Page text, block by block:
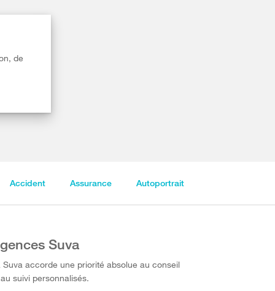
de
Accident Assurance Autoportrait
Suva
Suva accorde une priorité absolue au conseil
suivi personnalisés.